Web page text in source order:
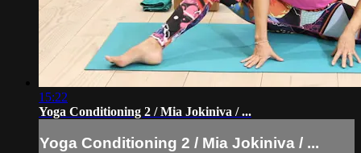
15:22
Yoga Conditioning 2 / Mia Jokiniva / ...
Yoga Conditioning 2 / Mia Jokiniva / ...